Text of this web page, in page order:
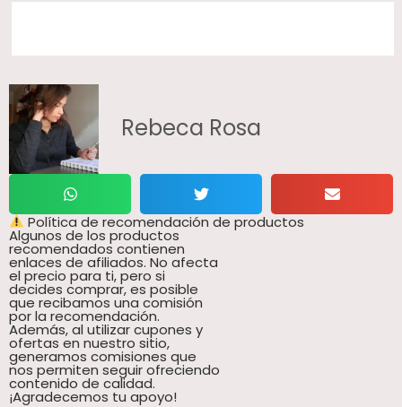
Rebeca Rosa
Política de recomendación de productos
Algunos de los productos
recomendados contienen
enlaces de afiliados. No afecta
el precio para ti, pero si
decides comprar, es posible
que recibamos una comisión
por la recomendación.
Además, al utilizar cupones y
ofertas en nuestro sitio,
generamos comisiones que
nos permiten seguir ofreciendo
contenido de calidad.
¡Agradecemos tu apoyo!